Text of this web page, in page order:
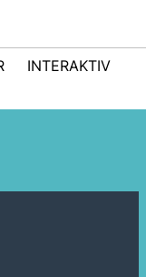
INTERAKTIV